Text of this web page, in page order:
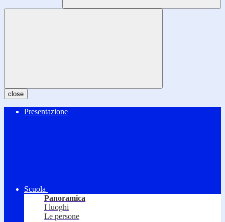
close
Presentazione
Scuola
Panoramica
I luoghi
Le persone